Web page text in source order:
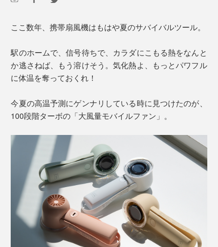
ここ数年、携帯扇風機はもはや夏のサバイバルツール。
駅のホームで、信号待ちで、カラダにこもる熱をなんと
か逃さねば、もう溶けそう。気化熱よ、もっとパワフル
に体温を奪っておくれ！
今夏の高温予測にゲンナリしている時に見つけたのが、
100段階ターボの「大風量モバイルファン」。